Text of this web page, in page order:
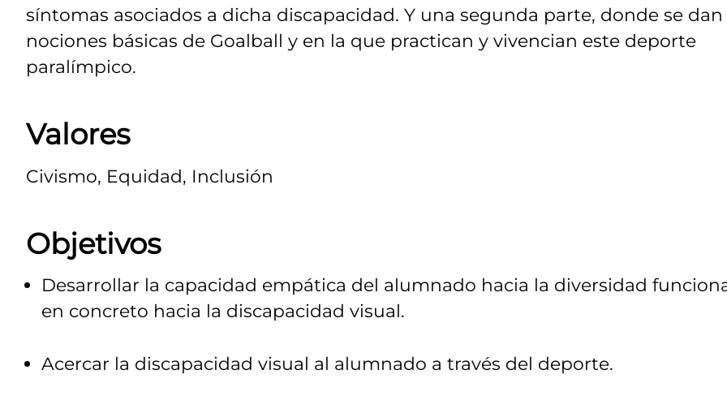
síntomas asociados a dicha discapacidad. Y una segunda parte, donde se dan
nociones básicas de Goalball y en la que practican y vivencian este deporte
paralímpico.
Valores
Civismo, Equidad, Inclusión
Objetivos
Desarrollar la capacidad empática del alumnado hacia la diversidad
en concreto hacia la discapacidad visual.
Acercar la discapacidad visual al alumnado a través del deporte.